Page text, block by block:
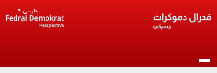
فارسی ▼